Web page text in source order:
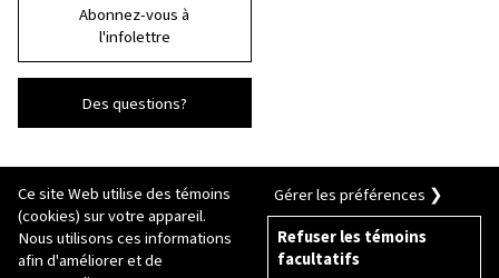
Abonnez-vous à
l'infolettre
Des questions?
© 2026 Université Laval Tous droits réservés
Ce site Web utilise des témoins
(cookies) sur votre appareil.
Nous utilisons ces informations
afin d'améliorer et de
Gérer les préférences ❯
Refuser les témoins
facultatifs